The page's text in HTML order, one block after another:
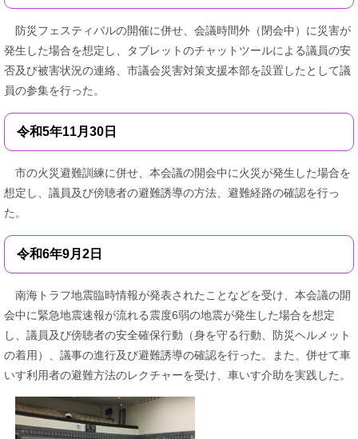
防災フェスティバルの開催に併せ、会議時間外（閉会中）に災害が
発生した場合を想定し、タブレットのチャットツールによる議員の安
否及び被害状況の連絡、市議会災害対策支援本部を設置したとして議
員の参集を行った。
令和5年11月30日
市の火災避難訓練に併せ、本会議の開会中に火災が発生した場合を
想定し、議員及び傍聴者の避難誘導の方法、避難経路の確認を行っ
た。​
令和6年9月2日
南海トラフ地震臨時情報が発表されたことなどを受け、本会議の開
会中に緊急地震速報が流れる震度6弱の地震が発生した場合を想定
し、議員及び傍聴者の安全確保行動（身を守る行動、防災ヘルメット
の着用）、議事の進行及び避難誘導の確認を行った。また、併せて車
いす利用者の避難方法のレクチャーを受け、車いす介助を実践した。